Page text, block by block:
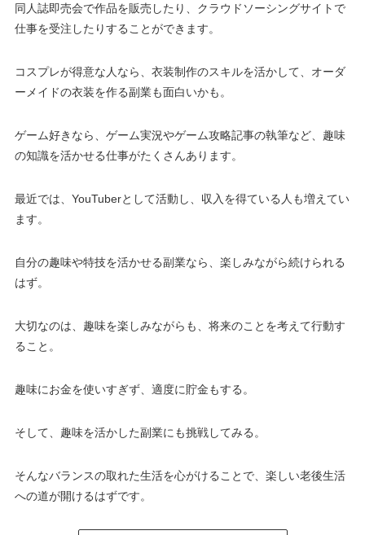
同人誌即売会で作品を販売したり、クラウドソーシングサイトで
仕事を受注したりすることができます。
コスプレが得意な人なら、衣装制作のスキルを活かして、オーダ
ーメイドの衣装を作る副業も面白いかも。
ゲーム好きなら、ゲーム実況やゲーム攻略記事の執筆など、趣味
の知識を活かせる仕事がたくさんあります。
最近では、YouTuberとして活動し、収入を得ている人も増えてい
ます。
自分の趣味や特技を活かせる副業なら、楽しみながら続けられる
はず。
大切なのは、趣味を楽しみながらも、将来のことを考えて行動す
ること。
趣味にお金を使いすぎず、適度に貯金もする。
そして、趣味を活かした副業にも挑戦してみる。
そんなバランスの取れた生活を心がけることで、楽しい老後生活
への道が開けるはずです。